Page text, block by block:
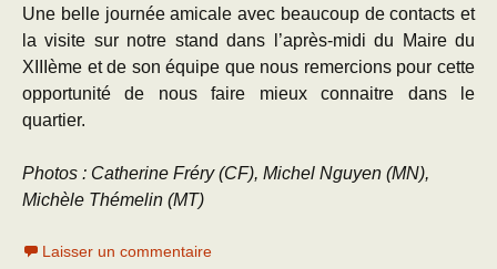
Une belle journée amicale avec beaucoup de contacts et
la visite sur notre stand dans l’après-midi du Maire du
XIIIème et de son équipe que nous remercions pour cette
opportunité de nous faire mieux connaitre dans le
quartier.
Photos : Catherine Fréry (CF), Michel Nguyen (MN),
Michèle Thémelin (MT)
Laisser un commentaire